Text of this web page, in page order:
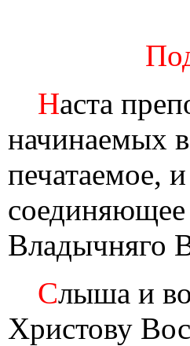
Наста
начинаемых
печатаемое,
Владычняго
Слыша и
Христову